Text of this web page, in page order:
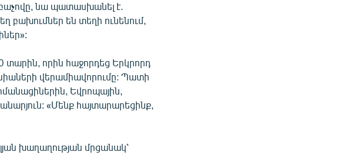
նա պատասխանել է.
բախումներ են տեղի ունենում,
տարին, որին հաջորդեց Երկրորդ
վերամիավորումը: Պատի
Եվրոպային,
«Մենք հայտարարեցինք,
խաղաղության մրցանակ՝